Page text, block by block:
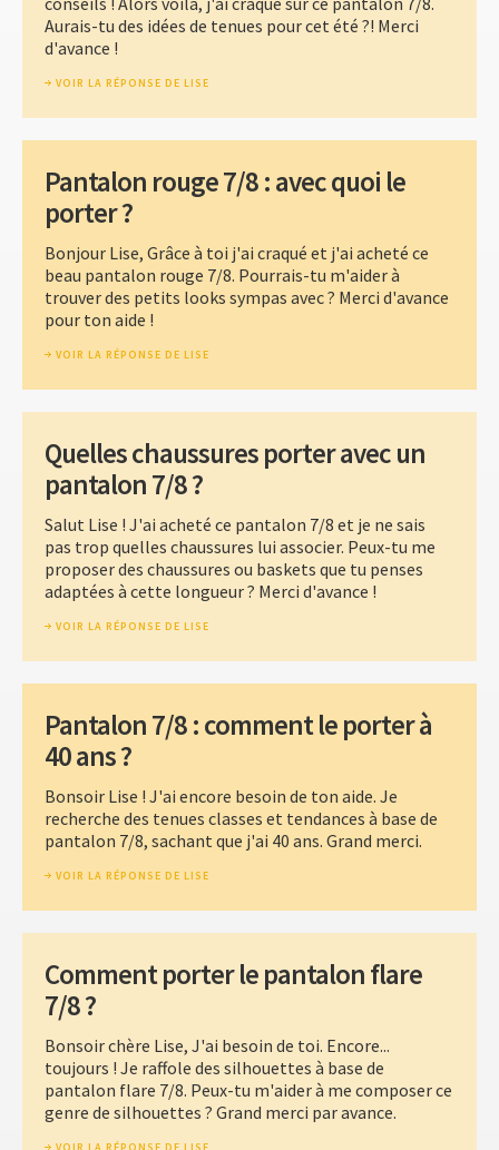
Aurais-tu des idées de tenues pour cet été ?! Merci
d'avance !
VOIR LA RÉPONSE DE LISE
Pantalon rouge 7/8 : avec quoi le
porter ?
Bonjour Lise, Grâce à toi j'ai craqué et j'ai acheté ce
beau pantalon rouge 7/8. Pourrais-tu m'aider à
trouver des petits looks sympas avec ? Merci d'avance
pour ton aide !
VOIR LA RÉPONSE DE LISE
Quelles chaussures porter avec un
pantalon 7/8 ?
Salut Lise ! J'ai acheté ce pantalon 7/8 et je ne sais
pas trop quelles chaussures lui associer. Peux-tu me
proposer des chaussures ou baskets que tu penses
adaptées à cette longueur ? Merci d'avance !
VOIR LA RÉPONSE DE LISE
Pantalon 7/8 : comment le porter à
40 ans ?
Bonsoir Lise ! J'ai encore besoin de ton aide. Je
recherche des tenues classes et tendances à base de
pantalon 7/8, sachant que j'ai 40 ans. Grand merci.
VOIR LA RÉPONSE DE LISE
Comment porter le pantalon flare
7/8 ?
Bonsoir chère Lise, J'ai besoin de toi. Encore...
toujours ! Je raffole des silhouettes à base de
pantalon flare 7/8. Peux-tu m'aider à me composer ce
genre de silhouettes ? Grand merci par avance.